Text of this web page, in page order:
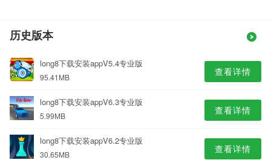
历史版本
long8下载安装appV5.4专业版
95.41MB 查看详情
long8下载安装appV6.3专业版
5.99MB 查看详情
long8下载安装appV6.2专业版
30.65MB 查看详情